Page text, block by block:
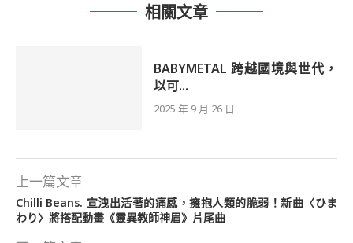
相關文章
BABYMETAL 跨越國境與世代，
以可...
2025 年 9 月 26 日
上一篇文章
Chilli Beans. 宣洩出活著的痛感，擁抱人類的脆弱！新曲〈ひま
わり〉將搭配動畫《靈異教師神眉》片尾曲